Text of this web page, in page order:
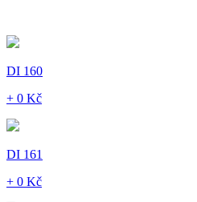
DI 160
+ 0 Kč
DI 161
+ 0 Kč